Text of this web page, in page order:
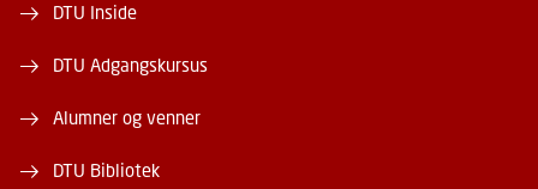
DTU Inside
DTU Adgangskursus
Alumner og venner
DTU Bibliotek